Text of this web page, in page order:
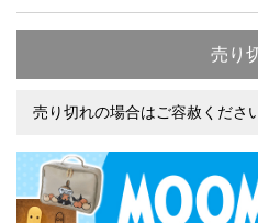
売り
売り切れの場合はご容赦くださ